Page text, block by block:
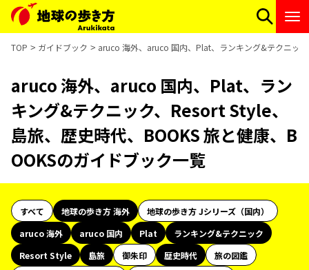
TOP ガイドブック aruco 海外、aruco 国内、Plat、ランキング&テクニッ
aruco 海外、aruco 国内、Plat、ラン
キング&テクニック、Resort Style、
島旅、歴史時代、BOOKS 旅と健康、B
OOKSのガイドブック一覧
すべて 地球の歩き方 海外
地球の歩き方 Jシリーズ（国内）
aruco 海外
aruco 国内 Plat
ランキング&テクニック
Resort Style
島旅 御朱印 歴史時代
旅の図鑑